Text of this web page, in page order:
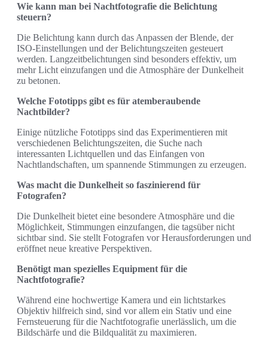
Wie kann man bei Nachtfotografie die Belichtung
steuern?
Die Belichtung kann durch das Anpassen der Blende, der
ISO-Einstellungen und der Belichtungszeiten gesteuert
werden. Langzeitbelichtungen sind besonders effektiv, um
mehr Licht einzufangen und die Atmosphäre der Dunkelheit
zu betonen.
Welche Fototipps gibt es für atemberaubende
Nachtbilder?
Einige nützliche Fototipps sind das Experimentieren mit
verschiedenen Belichtungszeiten, die Suche nach
interessanten Lichtquellen und das Einfangen von
Nachtlandschaften, um spannende Stimmungen zu erzeugen.
Was macht die Dunkelheit so faszinierend für
Fotografen?
Die Dunkelheit bietet eine besondere Atmosphäre und die
Möglichkeit, Stimmungen einzufangen, die tagsüber nicht
sichtbar sind. Sie stellt Fotografen vor Herausforderungen und
eröffnet neue kreative Perspektiven.
Benötigt man spezielles Equipment für die
Nachtfotografie?
Während eine hochwertige Kamera und ein lichtstarkes
Objektiv hilfreich sind, sind vor allem ein Stativ und eine
Fernsteuerung für die Nachtfotografie unerlässlich, um die
Bildschärfe und die Bildqualität zu maximieren.